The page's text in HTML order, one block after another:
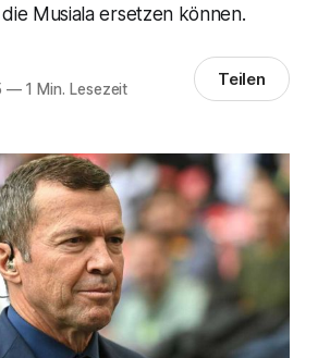
Musiala ersetzen können.
—1 Min. Lesezeit Teilen